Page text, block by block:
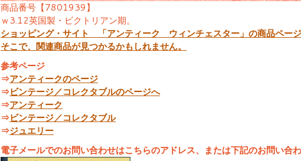
商品番号【7801939】
ｗ3.12英国製・ビクトリアン期。
ショッピング・サイト 「アンティーク ウィンチェスター」の商品ページ
そこで、関連商品が見つかるかもしれません。
参考ページ
⇒アンティークのページ
⇒ビンテージ／コレクタブルのページへ
⇒アンティーク
⇒ビンテージ／コレクタブル
⇒ジュエリー
電子メールでのお問い合わせはこちらのアドレス、または下記のお問い合